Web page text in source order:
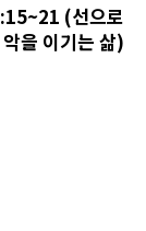
(선으로
악을 이기는 삶)